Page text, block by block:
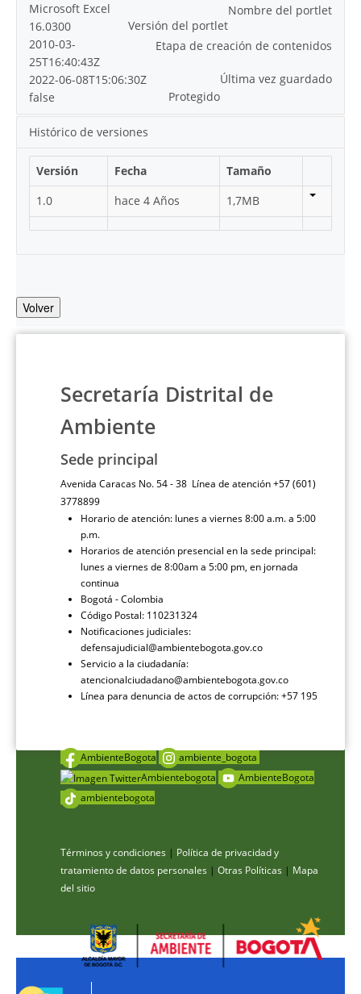
Nombre del portlet
Microsoft Excel
Versión del portlet
16.0300
Etapa de creación de contenidos
2010-03-
25T16:40:43Z
Última vez guardado
2022-06-08T15:06:30Z
Protegido
false
Histórico de versiones
Versión Fecha
Tamaño
1.0
hace 4 Años 1,7MB
Volver
Secretaría Distrital de
Ambiente
Sede principal
Avenida Caracas No. 54 - 38 Línea de atención +57 (601)
3778899
Horario de atención: lunes a viernes 8:00 a.m. a 5:00
p.m.
Horarios de atención presencial en la sede principal:
lunes a viernes de 8:00am a 5:00 pm, en jornada
continua
Bogotá - Colombia
Código Postal: 110231324
Notificaciones judiciales:
defensajudicial@ambientebogota.gov.co
Servicio a la ciudadanía:
atencionalciudadano@ambientebogota.gov.co
Línea para denuncia de actos de corrupción: +57 195
AmbienteBogota
ambiente_bogota
Ambientebogota
AmbienteBogota
ambientebogota
Términos y condiciones | Política de privacidad y
tratamiento de datos personales | Otras Políticas | Mapa
del sitio